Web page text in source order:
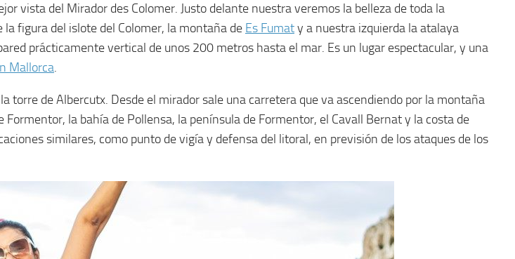
vista del Mirador des Colomer. Justo delante nuestra veremos la belleza de toda la
la figura del islote del Colomer, la montaña de Es Fumaty a nuestra izquierda la atalaya
prácticamente vertical de unos 200 metros hasta el mar. Es un lugar espectacular, y una
Mallorca.
de Albercutx. Desde el mirador sale una carretera que va ascendiendo por la montaña
la bahía de Pollensa, la península de Formentor, el Cavall Bernat y la costa de
similares, como punto de vigía y defensa del litoral, en previsión de los ataques de los